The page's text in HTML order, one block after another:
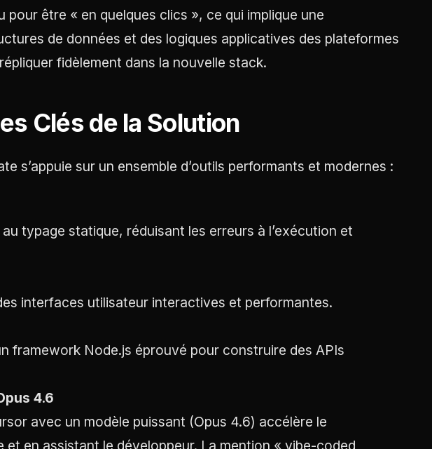
être « en quelques clics », ce qui implique une
de données et des logiques applicatives des plateformes
fidèlement dans la nouvelle stack.
Clés de la Solution
s’appuie sur un ensemble d’outils performants et modernes :
typage statique, réduisant les erreurs à l’exécution et
interfaces utilisateur interactives et performantes.
framework Node.js éprouvé pour construire des APIs
4.6
avec un modèle puissant (Opus 4.6) accélère le
en assistant le développeur. La mention « vibe-coded